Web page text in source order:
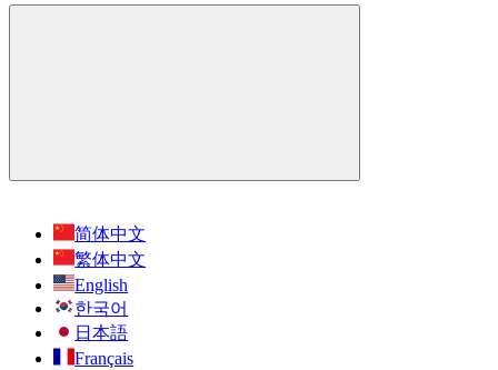
简体中文
繁体中文
English
한국어
日本語
Français